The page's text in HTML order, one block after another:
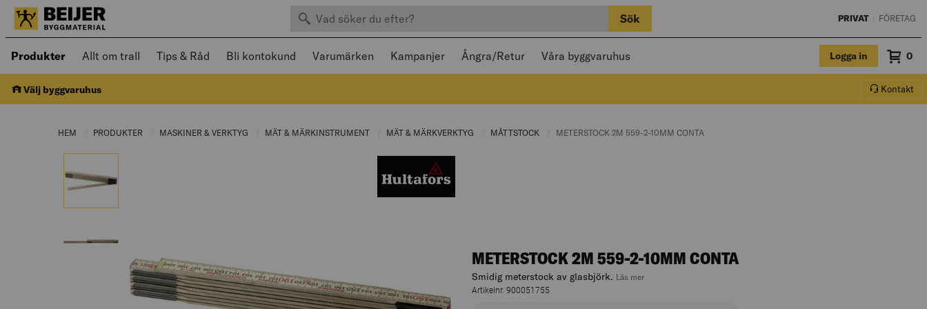
Sök efter produkter Sök PRIVAT FÖRETAG
Produkter Öppnad meny kan navigeras med piltangenter och stängas med Escape
Allt om trall Tips & Råd Bli kontokund Varumärken Kampanjer Ångra/Retur Våra byggvaruhus Logga in 0
Välj byggvaruhus Kontakt
HEM PRODUKTER CURRENT PAGE:
MASKINER & VERKTYG CURRENT PAGE:
MÄT & MÄRKINSTRUMENT CURRENT PAGE:
MÄT & MÄRKVERKTYG CURRENT PAGE:
MÅTTSTOCK CURRENT PAGE:
CURRENT PAGE:
METERSTOCK 2M 559-2-10MM CONTA
METERSTOCK 2M 559-2-10MM CONTA
Smidig meterstock av glasbjörk. Läs mer
Artikelnr. 900051755